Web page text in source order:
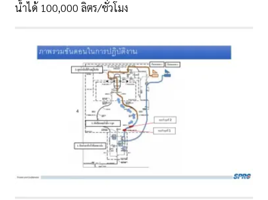
น้ำได้ 100,000 ลิตร/ชั่วโมง